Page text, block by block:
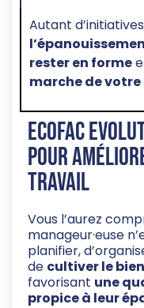
Autant
rester en forme
marche de votre
Ecofac
pour
travail
Vous l’aurez
manageur·euse
planifier,
de cultiver le
favorisant une
propice à leur